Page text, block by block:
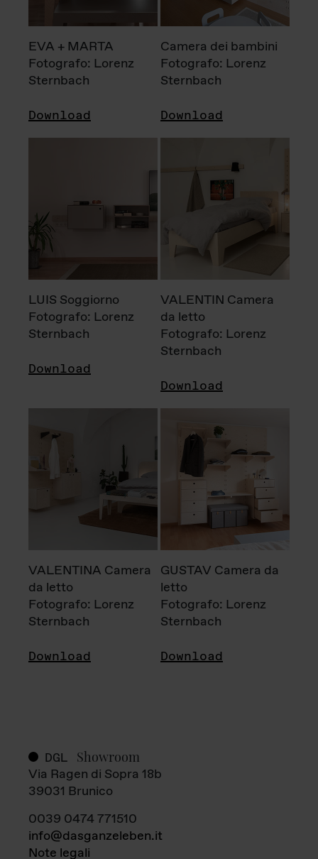
EVA + MARTA
Fotografo: Lorenz
Sternbach
Download
Camera dei bambini
Fotografo: Lorenz
Sternbach
Download
LUIS Soggiorno
Fotografo: Lorenz
Sternbach
Download
VALENTIN Camera
da letto
Fotografo: Lorenz
Sternbach
Download
VALENTINA Camera
da letto
Fotografo: Lorenz
Sternbach
Download
GUSTAV Camera da
letto
Fotografo: Lorenz
Sternbach
Download
DGL Showroom
Via Ragen di Sopra 18b
39031 Brunico
0039 0474 771510
info@dasganzeleben.it
Note legali